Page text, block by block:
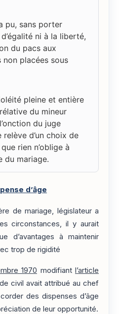
pu, sans porter
ni à la liberté,
du pacs aux
non placées sous
pleine et entière
du mineur
du juge
d’un choix de
rien n’oblige à
du mariage.
d’âge
de mariage, législateur a
circonstances, il y aurait
d’avantages à maintenir
trop de rigidité
1970 modifiant l’article
civil avait attribué au chef
des dispenses d’âge
de leur opportunité.